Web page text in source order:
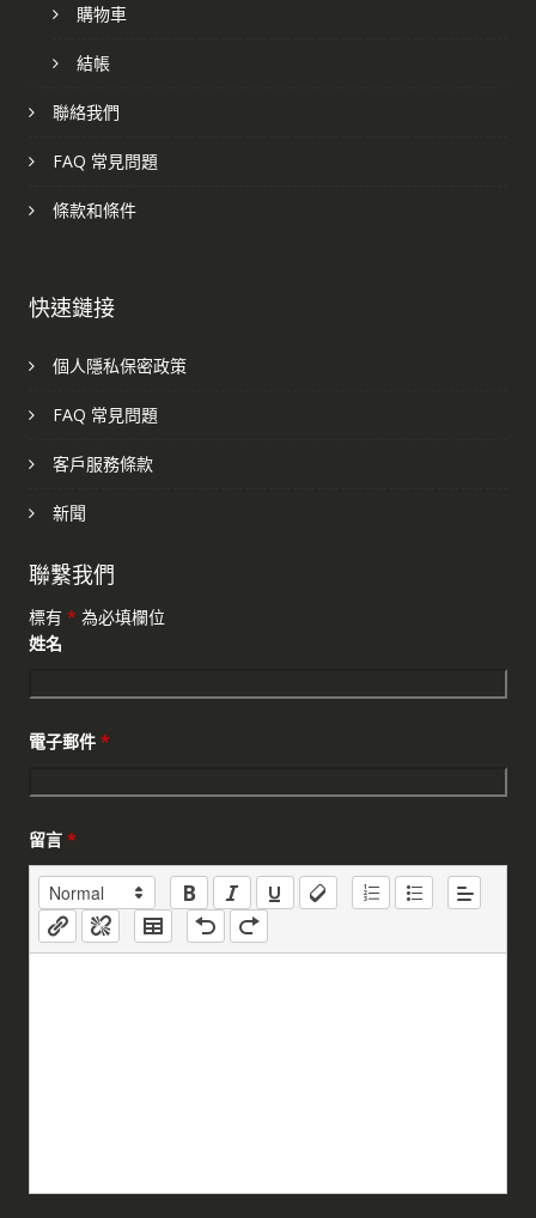
購物車
結帳
聯絡我們
FAQ 常見問題
條款和條件
快速鏈接
個人隱私保密政策
FAQ 常見問題
客戶服務條款
新聞
聯繫我們
標有 * 為必填欄位
姓名
電子郵件 *
留言 *